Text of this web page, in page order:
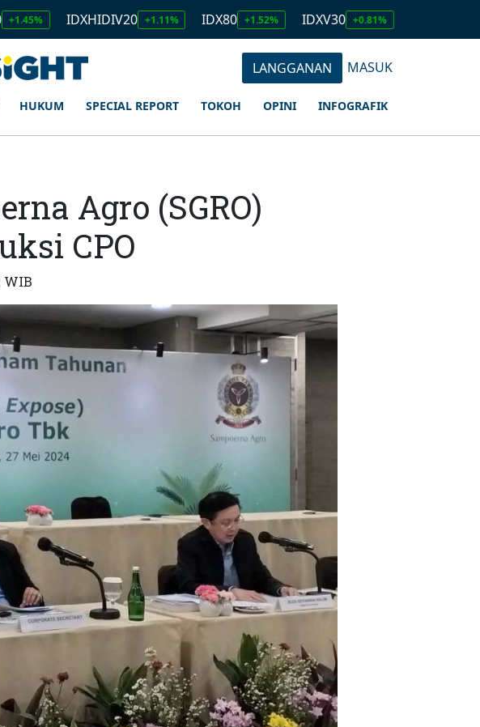
IDXHIDIV20 +1.11% IDX80 +1.52% IDXV30 +0.81% IDXQ30
LANGGANAN MASUK
HUKUM SPECIAL REPORT TOKOH OPINI INFOGRAFIK
Agro (SGRO)
CPO
WIB